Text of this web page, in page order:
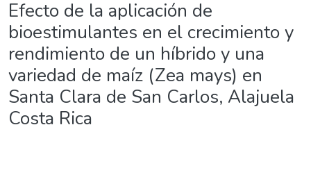
Efecto de la aplicación de
bioestimulantes en el crecimiento y
rendimiento de un híbrido y una
variedad de maíz (Zea mays) en
Santa Clara de San Carlos, Alajuela
Costa Rica